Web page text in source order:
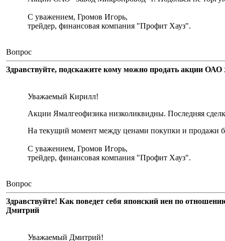
С уважением, Громов Игорь,
трейдер, финансовая компания "Профит Хауз".
Вопрос
Здравствуйте, подскажите кому можно продать акции
Уважаемый Кирилл!
Акции Ямалгеофизика низколиквидны. Последняя
На текущий момент между ценами покупки и продажи
С уважением, Громов Игорь,
трейдер, финансовая компания "Профит Хауз".
Вопрос
Здравствуйте! Как поведет себя японский иен по
Дмитрий
Уважаемый Дмитрий!